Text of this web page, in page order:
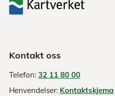
Kontakt oss
Telefon: 32 11 80 00
Henvendelser: Kontaktskjema